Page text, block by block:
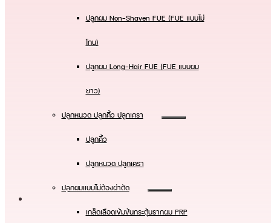
ปลูกผม Non-Shaven FUE (FUE แบบไม่
โกน)
ปลูกผม Long-Hair FUE (FUE แบบผม
ยาว)
ปลูกหนวด ปลูกคิ้ว ปลูกเครา
ปลูกคิ้ว
ปลูกหนวด ปลูกเครา
ปลูกผมแบบไม่ต้องผ่าตัด
เกล็ดเลือดเข้มข้นกระตุ้นรากผม PRP